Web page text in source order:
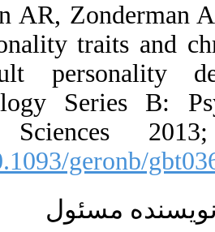
32. Sutin
A.
for adult
Social
[